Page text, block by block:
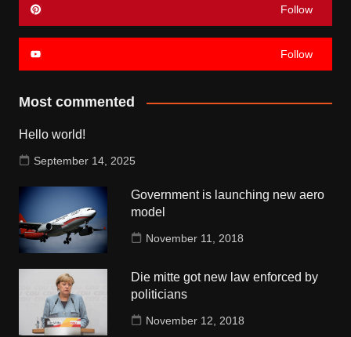
Follow
Follow
Most commented
Hello world!
September 14, 2025
Government is launching new aero
model
November 11, 2018
Die mitte got new law enforced by
politicians
November 12, 2018